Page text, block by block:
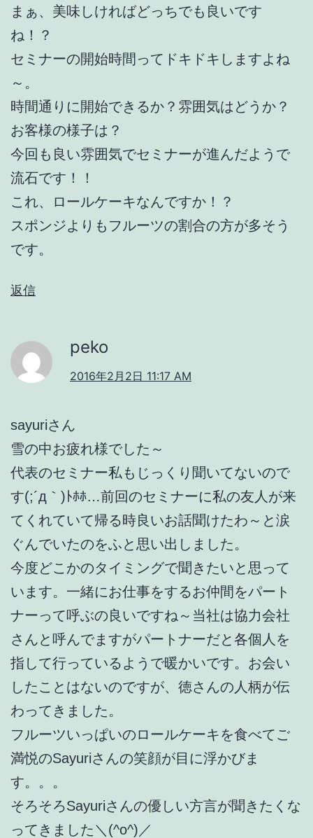
まぁ、美味しければどっちでも良いです
ね！？
セミナーの開始時間ってドキドキしますよね
～。
時間通りに開始できるか？雰囲気はどうか？
お客様の様子は？
今回も良い雰囲気でセミナーが進んだようで
流石です！！
これ、ロールケーキなんですか！？
スポンジよりもフルーツの割合の方が多そう
です。
返信
peko
2016年2月2日 11:17 AM
sayuriさん
雪の中お疲れ様でした～
代表のセミナー私もじっくり聞いてないので
す(;´д｀)ﾄﾎﾎ…前回のセミナーに私の友人が来
てくれていて帰る時良いお話聞けたわ～と涙
ぐんでいたのをふと思い出しました。
今度どこかのタイミングで聞きたいと思って
います。一緒にお仕事をするお仲間をパート
ナーって呼ぶの良いですね～当社は協力会社
さんと呼んでますがパートナーだと各個人を
指して行っているようで暖かいです。お会い
したことはないのですが、徳さんの人柄が伝
わってきました。
フルーツいっぱいのロールケーキを食べてご
満悦のSayuriさんの笑顔が目に浮かびま
す。。。
そろそろSayuriさんの優しい方言が聞きたくな
ってきました＼(^o^)／